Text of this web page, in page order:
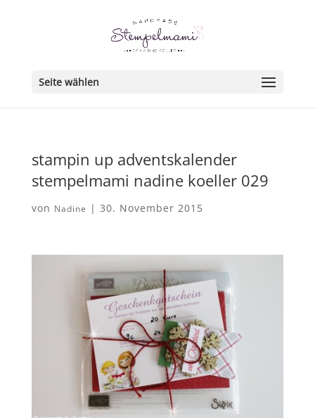
Seite wählen
stampin up adventskalender
stempelmami nadine koeller 029
von Nadine | 30. November 2015